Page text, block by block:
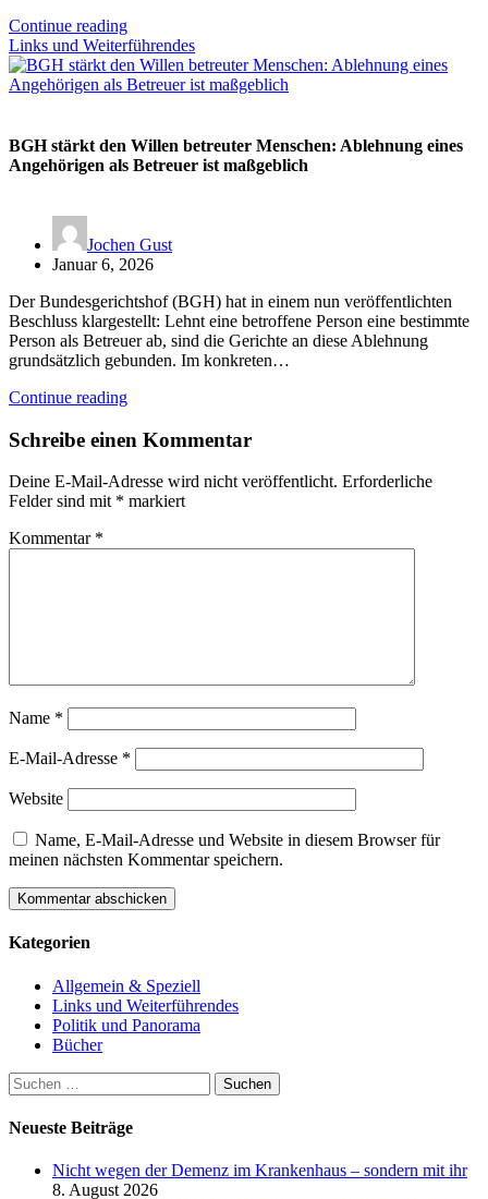
Continue reading
Links und Weiterführendes
BGH stärkt den Willen betreuter Menschen: Ablehnung eines
Angehörigen als Betreuer ist maßgeblich
Jochen Gust
Januar 6, 2026
Der Bundesgerichtshof (BGH) hat in einem nun veröffentlichten
Beschluss klargestellt: Lehnt eine betroffene Person eine bestimmte
Person als Betreuer ab, sind die Gerichte an diese Ablehnung
grundsätzlich gebunden. Im konkreten…
Continue reading
Schreibe einen Kommentar
Deine E-Mail-Adresse wird nicht veröffentlicht. Erforderliche
Felder sind mit * markiert
Kommentar *
Name *
E-Mail-Adresse *
Website
Name, E-Mail-Adresse und Website in diesem Browser für
meinen nächsten Kommentar speichern.
Kategorien
Allgemein & Speziell
Links und Weiterführendes
Politik und Panorama
Bücher
Suchen
nach:
Neueste Beiträge
Nicht wegen der Demenz im Krankenhaus – sondern mit ihr
8. August 2026